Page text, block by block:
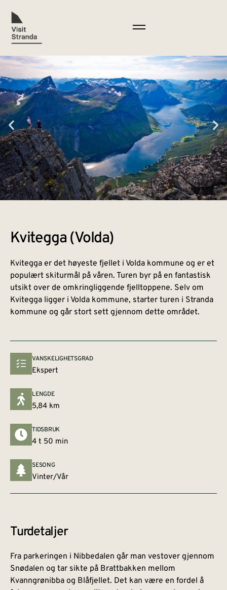
Kvitegga (Volda)
Kvitegga er det høyeste fjellet i Volda kommune og er et
populært skiturmål på våren. Turen byr på en fantastisk
utsikt over de omkringliggende fjelltoppene. Selv om
Kvitegga ligger i Volda kommune, starter turen i Stranda
kommune og går stort sett gjennom dette området.
VANSKELIGHETSGRAD
Ekspert
LENGDE
5,84 km
TIDSBRUK
4 t 50 min
SESONG
Vinter/Vår
Turdetaljer
Fra parkeringen i Nibbedalen går man vestover gjennom
Snødalen og tar sikte på Brattbakken mellom
Kvanngrønibba og Blåfjellet. Det kan være en fordel å